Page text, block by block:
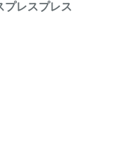
プレスプレス